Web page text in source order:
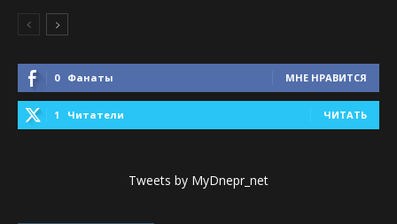
0 Фанаты МНЕ НРАВИТСЯ
1 Читатели ЧИТАТЬ
Tweets by MyDnepr_net